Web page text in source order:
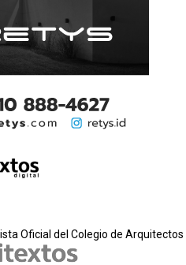
Oficial del Colegio de Arquitectos